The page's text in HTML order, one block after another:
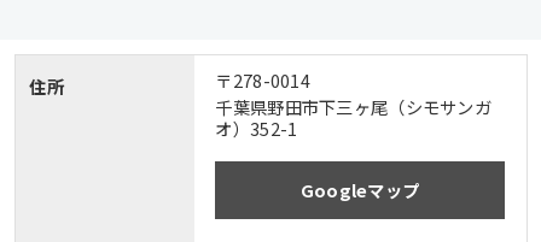
住所
〒278-0014
千葉県野田市下三ヶ尾（シモサンガ
オ）352-1
Googleマップ